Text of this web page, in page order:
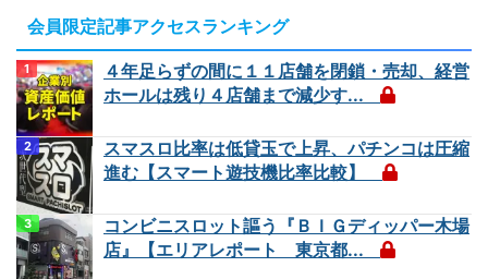
会員限定記事アクセスランキング
４年足らずの間に１１店舗を閉鎖・売却、経営
ホールは残り４店舗まで減少す...
スマスロ比率は低貸玉で上昇、パチンコは圧縮
進む【スマート遊技機比率比較】
コンビニスロット謳う『ＢＩＧディッパー木場
店』【エリアレポート 東京都...